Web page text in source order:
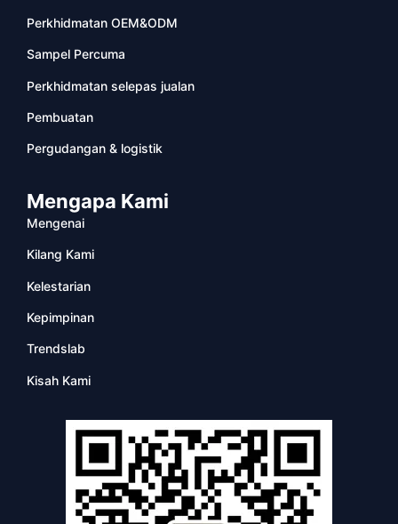
Perkhidmatan OEM&ODM
Sampel Percuma
Perkhidmatan selepas jualan
Pembuatan
Pergudangan & logistik
Mengapa Kami
Mengenai
Kilang Kami
Kelestarian
Kepimpinan
Trendslab
Kisah Kami